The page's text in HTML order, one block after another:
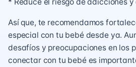
Así que, te recomendamos
especial con tu bebé desde ya.
desafíos y preocupaciones en los
conectar con tu bebé es